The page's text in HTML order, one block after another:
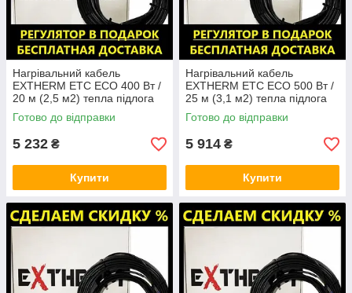
Нагрівальний кабель
EXTHERM ЕТС ЕСО 400 Вт /
20 м (2,5 м2) тепла підлога
електрична Екстерм, Екстерм
Готово до відправки
5 232 ₴
Купити
Нагрівальний кабель
EXTHERM ЕТС ЕСО 500 Вт /
25 м (3,1 м2) тепла підлога
електрична Екстерм, Екстерм
Готово до відправки
5 914 ₴
Купити